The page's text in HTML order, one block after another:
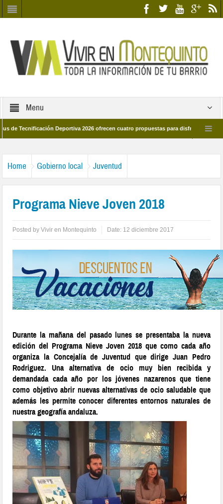
Menu
Deportiva 2026 ofrecen cuatro propuestas para disfrutar del deporte este
Home Gobierno local Juventud
Programa Nieve Joven 2018
Posted byVivir en Montequinto Date: 12 diciembre 2017
Durante la mañana del pasado lunes se presentaba la nueva
edición del Programa Nieve Joven 2018 que como cada año
organiza la Concejalía de Juventud que dirige Juan Pedro
Rodriguez. Una alternativa de ocio muy bien recibida y
demandada cada año por los jóvenes nazarenos que tiene
como objetivo abrir nuevas alternativas de ocio saludable que
además les permite conocer diferentes entornos naturales de
nuestra geografía andaluza.